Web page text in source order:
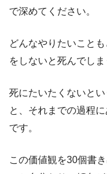
で深めてください。
どんなやりたいこと
をしないと死んでし
死にたいたくないと
と、それまでの過程
です。
この価値観を30個書